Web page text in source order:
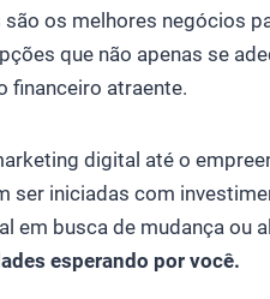
são os melhores negócios
que não apenas se
financeiro atraente.
digital até o
ser iniciadas com
em busca de mudança ou
esperando por você.